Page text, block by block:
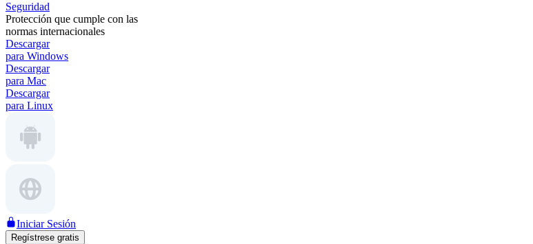
Seguridad
Protección que cumple con las
normas internacionales
Descargar
para Windows
Descargar
para Mac
Descargar
para Linux
Iniciar Sesión
Regístrese gratis